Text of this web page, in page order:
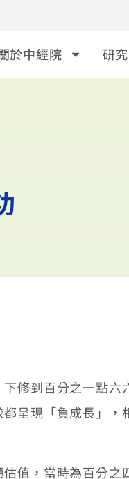
於中經院 研
到百分之一點六
呈現「負成長」
，當時為百分之